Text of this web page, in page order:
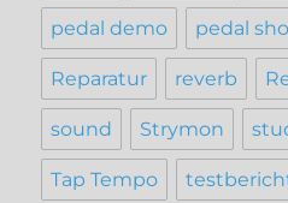
pedal demo pedal
Reparatur reverb
sound Strymon
Tap Tempo